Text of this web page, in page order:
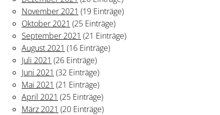
November 2021 (19 Einträge)
Oktober 2021 (25 Einträge)
September 2021 (21 Einträge)
August 2021 (16 Einträge)
Juli 2021 (26 Einträge)
Juni 2021 (32 Einträge)
Mai 2021 (21 Einträge)
April 2021 (25 Einträge)
März 2021 (20 Einträge)